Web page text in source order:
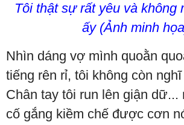
Tôi thật sự rất yêu và không
ấy (Ảnh minh
Nhìn dáng vợ mình quoằn
tiếng rên rỉ, tôi không còn
Chân tay tôi run lên giận dữ...
cố gắng kiềm chế được cơn